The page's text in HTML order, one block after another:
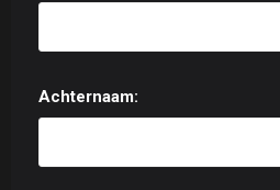
Achternaam: